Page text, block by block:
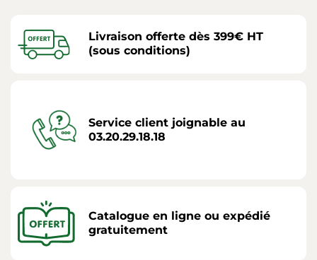
Livraison offerte dès 399€ HT
(sous conditions)
Service client joignable au
03.20.29.18.18
Catalogue en ligne ou expédié
gratuitement